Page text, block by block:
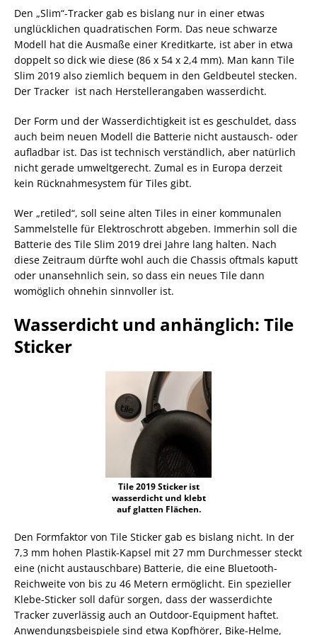
Den „Slim“-Tracker gab es bislang nur in einer etwas
unglücklichen quadratischen Form. Das neue schwarze
Modell hat die Ausmaße einer Kreditkarte, ist aber in etwa
doppelt so dick wie diese (86 x 54 x 2,4 mm). Man kann Tile
Slim 2019 also ziemlich bequem in den Geldbeutel stecken.
Der Tracker ist nach Herstellerangaben wasserdicht.
Der Form und der Wasserdichtigkeit ist es geschuldet, dass
auch beim neuen Modell die Batterie nicht austausch- oder
aufladbar ist. Das ist technisch verständlich, aber natürlich
nicht gerade umweltgerecht. Zumal es in Europa derzeit
kein Rücknahmesystem für Tiles gibt.
Wer „retiled“, soll seine alten Tiles in einer kommunalen
Sammelstelle für Elektroschrott abgeben. Immerhin soll die
Batterie des Tile Slim 2019 drei Jahre lang halten. Nach
diese Zeitraum dürfte wohl auch die Chassis oftmals kaputt
oder unansehnlich sein, so dass ein neues Tile dann
womöglich ohnehin sinnvoller ist.
Wasserdicht und anhänglich: Tile
Sticker
Tile 2019 Sticker ist
wasserdicht und klebt
auf glatten Flächen.
Den Formfaktor von Tile Sticker gab es bislang nicht. In der
7,3 mm hohen Plastik-Kapsel mit 27 mm Durchmesser steckt
eine (nicht austauschbare) Batterie, die eine Bluetooth-
Reichweite von bis zu 46 Metern ermöglicht. Ein spezieller
Klebe-Sticker soll dafür sorgen, dass der wasserdichte
Tracker zuverlässig auch an Outdoor-Equipment haftet.
Anwendungsbeispiele sind etwa Kopfhörer, Bike-Helme,